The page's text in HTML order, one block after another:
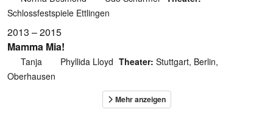
Schlossfestspiele Ettlingen
2013 – 2015
Mamma Mia!
Tanja Phyllida Lloyd Theater: Stuttgart, Berlin,
Oberhausen